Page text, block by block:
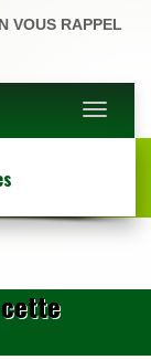
VOUS RAPPEL
Toggle